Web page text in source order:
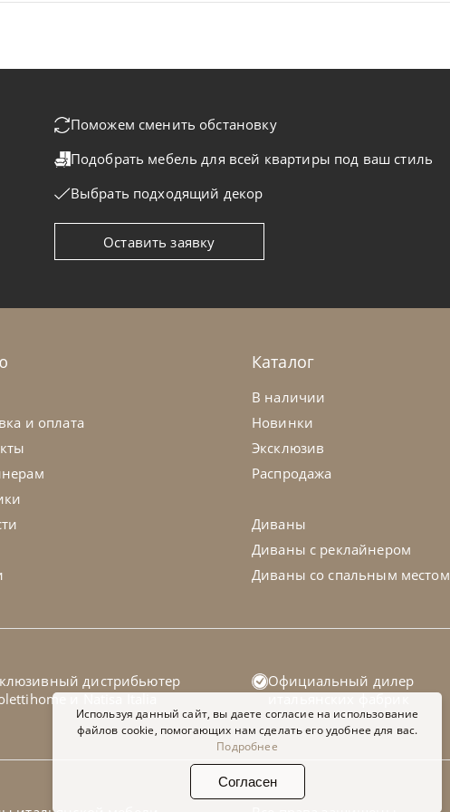
-40% до 08.31
Стул Diana
Стул Meg SG
Поможем сменить обстановку
Подобрать мебель для всей квартиры под ваш стиль
Выбрать подходящий декор
Оставить заявку
и оплата
Каталог
В наличии
Новинки
Эксклюзив
Распродажа
Диваны
Диваны с реклайнером
Диваны со спальным местом
дистрибьютер
Официальный дилер
Используя данный сайт, вы даете согласие на использование
файлов cookie, помогающих нам сделать его удобнее для вас.
Подробнее
Согласен